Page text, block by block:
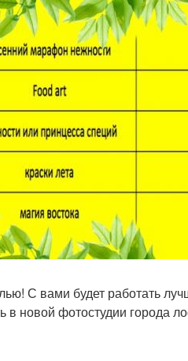
С вами будет работать
в новой фотостудии города